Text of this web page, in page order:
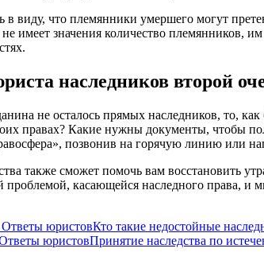
в виду, что племянники умершего могут
имеет значения количество племянников,
наследников второй
не осталось прямых наследников, то,
правах? Какие нужны документы, чтобы
позвонив на горячую линию или
также сможет помочь вам восстановить
проблемой, касающейся наследного права, и
юристовКто такие недостойные
юристовПринятие наследства по